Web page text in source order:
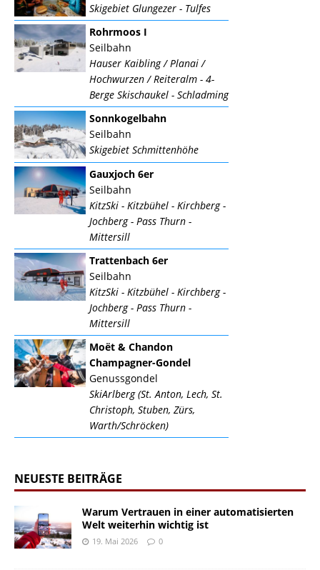
Skigebiet Glungezer - Tulfes
Rohrmoos I
Seilbahn
Hauser Kaibling / Planai /
Hochwurzen / Reiteralm - 4-
Berge Skischaukel - Schladming
Sonnkogelbahn
Seilbahn
Skigebiet Schmittenhöhe
Gauxjoch 6er
Seilbahn
KitzSki - Kitzbühel - Kirchberg -
Jochberg - Pass Thurn -
Mittersill
Trattenbach 6er
Seilbahn
KitzSki - Kitzbühel - Kirchberg -
Jochberg - Pass Thurn -
Mittersill
Moët & Chandon
Champagner-Gondel
Genussgondel
SkiArlberg (St. Anton, Lech, St.
Christoph, Stuben, Zürs,
Warth/Schröcken)
NEUESTE BEITRÄGE
Warum Vertrauen in einer automatisierten
Welt weiterhin wichtig ist
19. Mai 2026 0